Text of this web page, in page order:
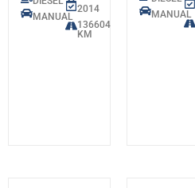
MANUAL
2014
136604
KM
MANUAL